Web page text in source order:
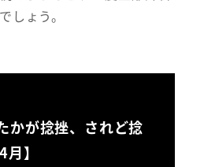
しょう。
かが捻挫、されど捻
】